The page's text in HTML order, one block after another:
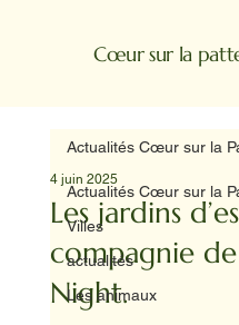
Cœur sur la
Actualités Cœur sur la
Villes
actualités
Les animaux
Actualités Cœur sur la
Les jardins
compagnie
Night.
4 juin 2025